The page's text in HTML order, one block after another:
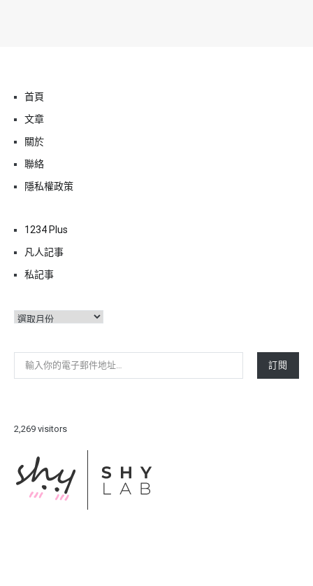
首頁
文章
關於
聯絡
隱私權政策
1234 Plus
凡人記事
私記事
彙
輸入你的電子郵件地址…
訂閱
2,269 visitors